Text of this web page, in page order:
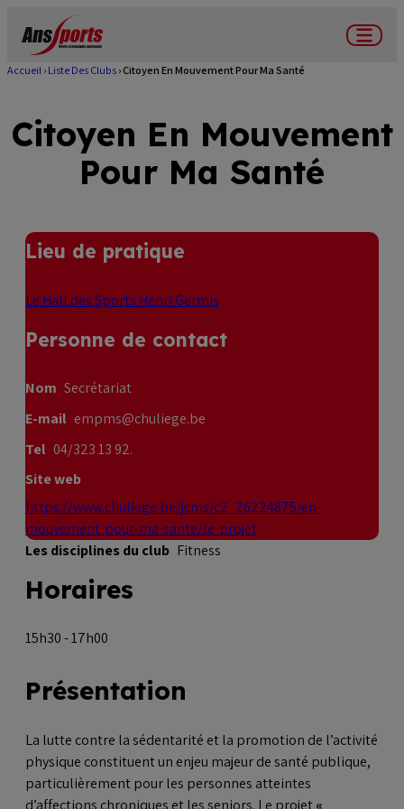
contenu
Menu
d'Ariane
Accueil Liste Des Clubs Citoyen En Mouvement Pour Ma Santé
Citoyen En Mouvement
Pour Ma Santé
Les disciplines du club Fitness
Horaires
15h30 - 17h00
Présentation
La lutte contre la sédentarité et la promotion de l’activité
physique constituent un enjeu majeur de santé publique,
particulièrement pour les personnes atteintes
d’affections chroniques et les seniors. Le projet«
Lieu de pratique
Le Hall des Sports Henri Germis
Personne de contact
Nom Secrétariat
E-mail empms@chuliege.be
Tel 04/323 13 92.
Site web
https://www.chuliege.be/jcms/c2_26224875/en-
mouvement-pour-ma-sante/le-projet